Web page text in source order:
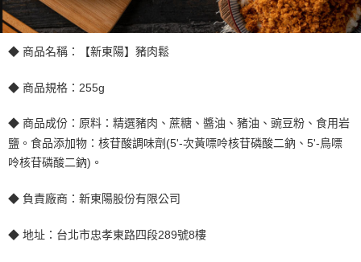
◆ 商品名稱：【新東陽】豬肉鬆
◆ 商品規格：255g
◆ 商品成份：原料：精選豬肉、蔗糖、醬油、豬油、豌豆粉、食用岩
鹽。食品添加物：核苷酸調味劑(5'-次黃嘌呤核苷磷酸二鈉、5'-鳥嘌
呤核苷磷酸二鈉)。
◆ 負責廠商：新東陽股份有限公司
◆ 地址：台北市忠孝東路四段289號8樓